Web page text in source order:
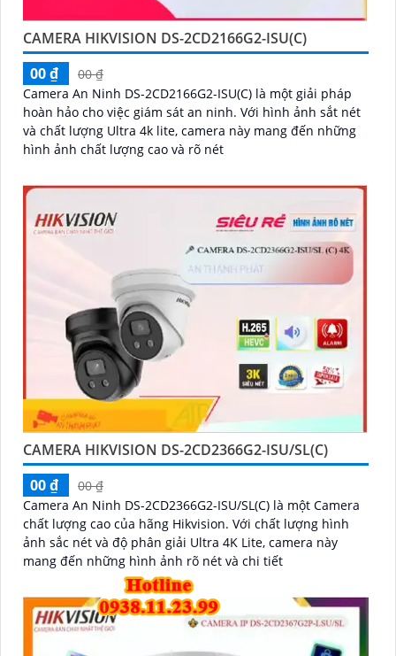
CAMERA HIKVISION DS-2CD2166G2-ISU(C)
00 ₫
00 ₫
Camera An Ninh DS-2CD2166G2-ISU(C) là một giải pháp
hoàn hảo cho việc giám sát an ninh. Với hình ảnh sắt nét
và chất lượng Ultra 4k lite, camera này mang đến những
hình ảnh chất lượng cao và rõ nét
CAMERA HIKVISION DS-2CD2366G2-ISU/SL(C)
00 ₫
00 ₫
Camera An Ninh DS-2CD2366G2-ISU/SL(C) là một Camera
chất lượng cao của hãng Hikvision. Với chất lượng hình
ảnh sắc nét và độ phân giải Ultra 4K Lite, camera này
mang đến những hình ảnh rõ nét và chi tiết